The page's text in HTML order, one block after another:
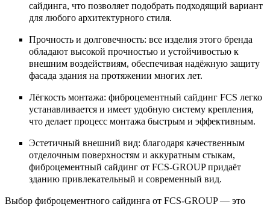
сайдинга, что позволяет подобрать подходящий вариант
для любого архитектурного стиля.
Прочность и долговечность: все изделия этого бренда
обладают высокой прочностью и устойчивостью к
внешним воздействиям, обеспечивая надёжную защиту
фасада здания на протяжении многих лет.
Лёгкость монтажа: фиброцементный сайдинг FCS легко
устанавливается и имеет удобную систему крепления,
что делает процесс монтажа быстрым и эффективным.
Эстетичный внешний вид: благодаря качественным
отделочным поверхностям и аккуратным стыкам,
фиброцементный сайдинг от FCS-GROUP придаёт
зданию привлекательный и современный вид.
Выбор фиброцементного сайдинга от FCS-GROUP — это